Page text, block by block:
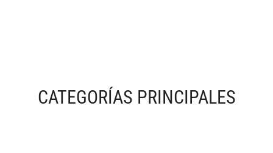
CATEGORÍAS PRINCIPALES